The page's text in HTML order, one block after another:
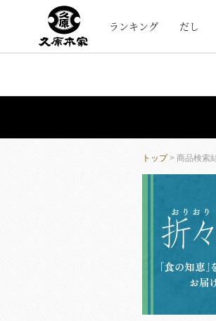
ランキング だし
トップ> 商品検索